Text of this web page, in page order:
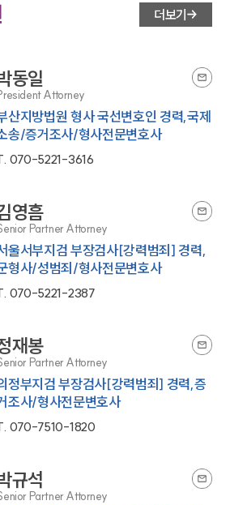
더보기
동일
Attorney
산지방법원 형사 국선변호인 경력,국제
송/증거조사/형사전문변호사
070-5221-3616
영흠
Partner Attorney
울서부지검 부장검사[강력범죄] 경력,
형사/성범죄/형사전문변호사
070-5221-2387
재봉
Partner Attorney
정부지검 부장검사[강력범죄] 경력,증
조사/형사전문변호사
070-7510-1820
규석
Partner Attorney